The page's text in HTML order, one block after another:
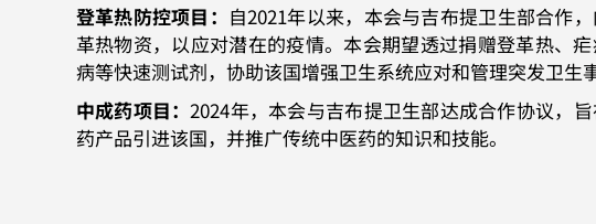
登革热防控项目： 自2021年以来，本会与吉布提卫生部合作
革热物资，以应对潜在的疫情。本会期望透过捐赠登革热、
病等快速测试剂，协助该国增强卫生系统应对和管理突发卫生
中成药项目： 2024年，本会与吉布提卫生部达成合作协议，
药产品引进该国，并推广传统中医药的知识和技能。